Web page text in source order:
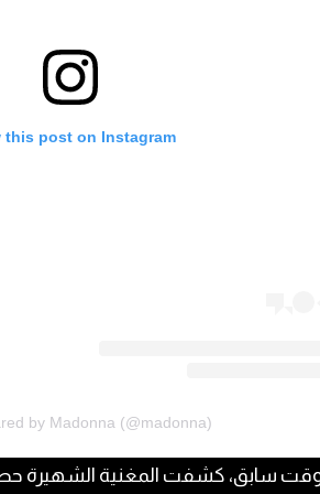
this post on Instagram
by Madonna (@madonna)
سابق، كشفت المغنية الشهيرة